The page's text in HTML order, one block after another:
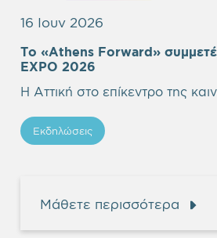
16 Ιουν 2026
Το «Athens Forward»
EXPO 2026
Η Αττική στο επίκεντρο της
Εκδηλώσεις
Μάθετε περισσότερα